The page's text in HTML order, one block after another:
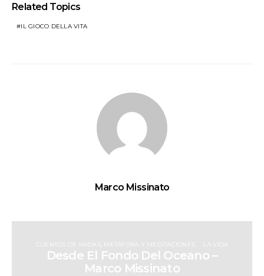
Related Topics
IL GIOCO DELLA VITA
Marco Missinato
CUENTOS DE HADAS, METÁFORA Y MEDITACIONES LA VIDA
Desde El Fondo Del Oceano –
Marco Missinato